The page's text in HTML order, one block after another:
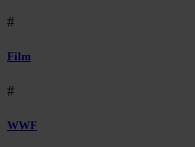
#
Film
#
WWF